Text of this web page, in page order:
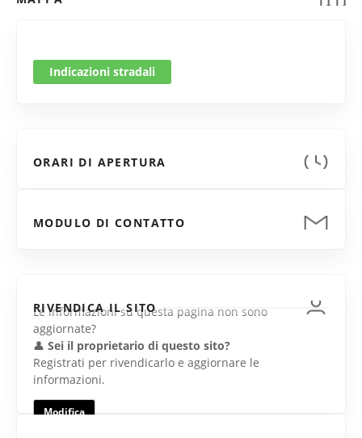
Indicazioni stradali
ORARI DI APERTURA
MODULO DI CONTATTO
RIVENDICA IL SITO
Le informazioni su questa pagina non sono
aggiornate?
👤 Sei il proprietario di questo sito?
Registrati per rivendicarlo e aggiornare le
informazioni.
Modifica